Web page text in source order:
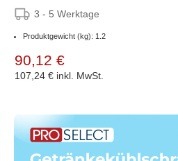
3 - 5 Werktage
Produktgewicht (kg): 1.2
90,12 €
107,24 € inkl. MwSt.